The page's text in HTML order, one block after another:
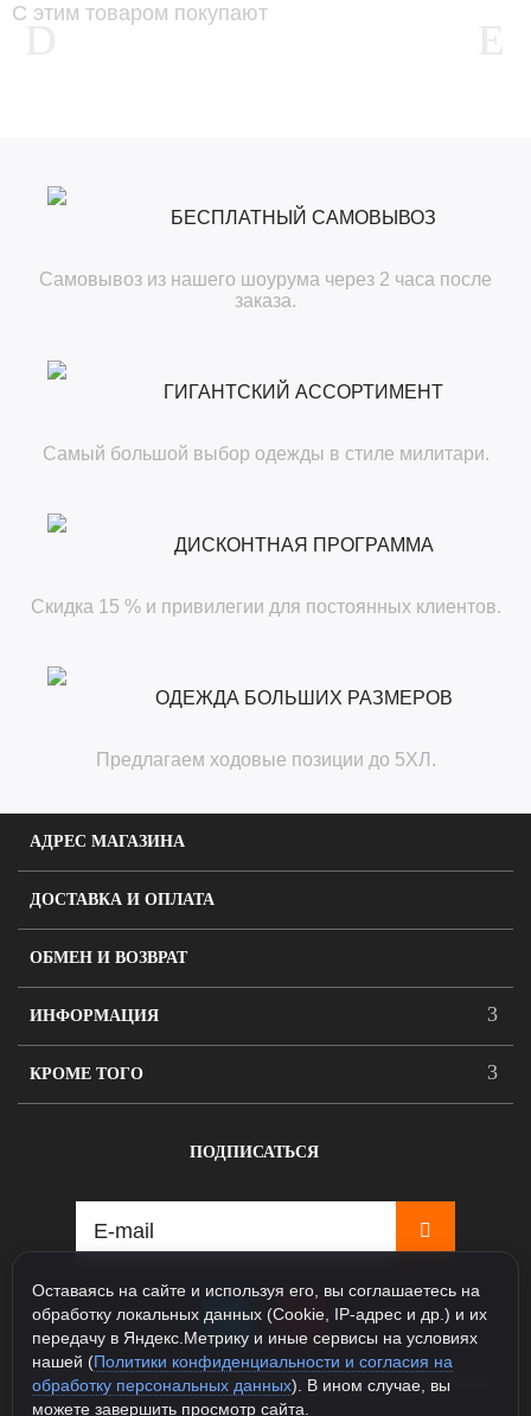
С этим товаром покупают
БЕСПЛАТНЫЙ САМОВЫВОЗ
Самовывоз из нашего шоурума через 2 часа после
заказа.
ГИГАНТСКИЙ АССОРТИМЕНТ
Самый большой выбор одежды в стиле милитари.
ДИСКОНТНАЯ ПРОГРАММА
Скидка 15 % и привилегии для постоянных клиентов.
ОДЕЖДА БОЛЬШИХ РАЗМЕРОВ
Предлагаем ходовые позиции до 5ХЛ.
АДРЕС МАГАЗИНА
ДОСТАВКА И ОПЛАТА
ОБМЕН И ВОЗВРАТ
ИНФОРМАЦИЯ
КРОМЕ ТОГО
ПОДПИСАТЬСЯ
115088, Москва, ул. Севастопольский проспект д.5, корпус
1
Оставаясь на сайте и используя его, вы соглашаетесь на
обработку локальных данных (Cookie, IP-адрес и др.) и их
передачу в Яндекс.Метрику и иные сервисы на условиях
нашей (Политики конфиденциальности и согласия на
обработку персональных данных). В ином случае, вы
можете завершить просмотр сайта.